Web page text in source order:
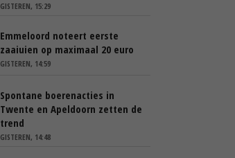
GISTEREN, 15:29
Emmeloord noteert eerste
zaaiuien op maximaal 20 euro
GISTEREN, 14:59
Spontane boerenacties in
Twente en Apeldoorn zetten de
trend
GISTEREN, 14:48